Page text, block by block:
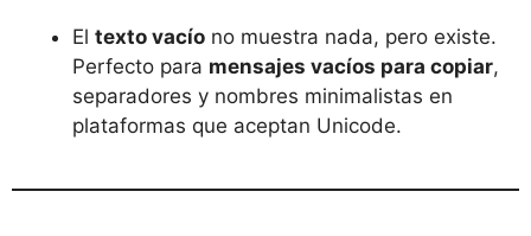
El texto vacío no muestra nada, pero existe.
Perfecto para mensajes vacíos para copiar,
separadores y nombres minimalistas en
plataformas que aceptan Unicode.